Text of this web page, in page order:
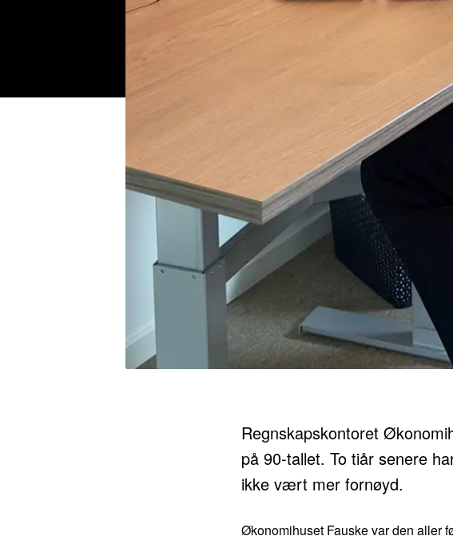
Regnskapskontoret
på 90-tallet. To tiår senere
ikke vært mer fornøyd.
Økonomihuset Fauskevar den aller